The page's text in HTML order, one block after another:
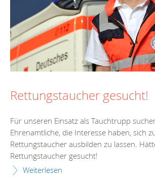
Rettungstaucher gesucht!
Für unseren Einsatz als Tauchtrupp
Ehrenamtliche, die Interesse haben, sich
Rettungstaucher ausbilden zu lassen.
Rettungstaucher gesucht!
Weiterlesen